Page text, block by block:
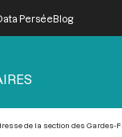
PerséeBlog
de la section des Gardes-